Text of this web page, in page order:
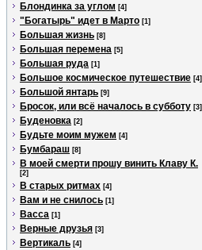
Блондинка за углом [4]
"Богатырь" идет в Марто [1]
Большая жизнь [8]
Большая перемена [5]
Большая руда [1]
Большое космическое путешествие [4]
Большой янтарь [9]
Бросок, или всё началось в субботу [3]
Буденовка [2]
Будьте моим мужем [4]
Бумбараш [8]
В моей смерти прошу винить Клаву К.
[2]
В старых ритмах [4]
Вам и не снилось [1]
Васса [1]
Верные друзья [3]
Вертикаль [4]